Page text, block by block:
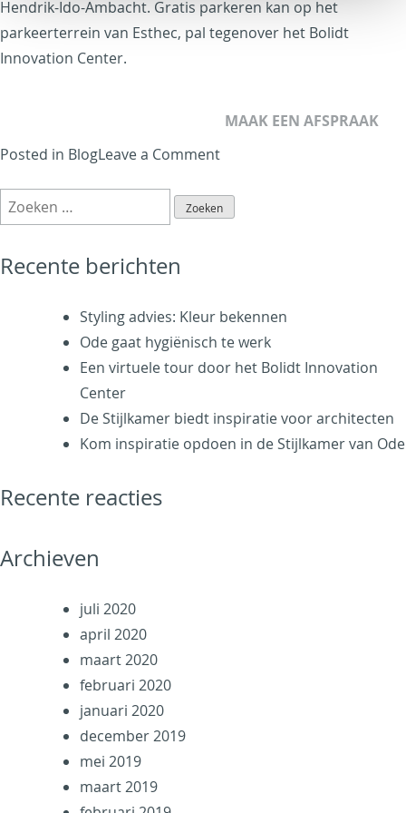
Hendrik-Ido-Ambacht. Gratis parkeren kan op het
parkeerterrein van Esthec, pal tegenover het Bolidt
Innovation Center.
MAAK EEN AFSPRAAK
Posted in BlogLeave a Commenton
musthaves:
Zoeken
naar:
Recente berichten
Styling advies: Kleur bekennen
Ode gaat hygiënisch te werk
Een virtuele tour door het Bolidt Innovation
Center
De Stijlkamer biedt inspiratie voor architecten
Kom inspiratie opdoen in de Stijlkamer van Ode
Recente reacties
Archieven
juli 2020
april 2020
maart 2020
februari 2020
januari 2020
december 2019
mei 2019
maart 2019